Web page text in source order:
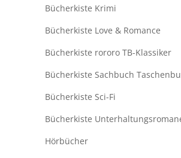
Bücherkiste Krimi
Bücherkiste Love & Romance
Bücherkiste rororo TB-Klassiker
Bücherkiste Sachbuch
Bücherkiste Sci-Fi
Bücherkiste
Hörbücher